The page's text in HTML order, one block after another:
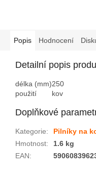
Popis Hodnocení
Detailní popis
délka (mm)250
použití
kov
Doplňkové
Kategorie:
Pilníky na
Hmotnost:
1.6 kg
EAN: